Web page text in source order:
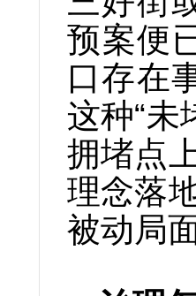
预案便
口存在
这种“未
拥堵点
理念落
被动局